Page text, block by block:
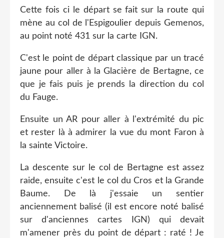
Cette fois ci le départ se fait sur la route qui
mène au col de l'Espigoulier depuis Gemenos,
au point noté 431 sur la carte IGN.
C'est le point de départ classique par un tracé
jaune pour aller à la Glacière de Bertagne, ce
que je fais puis je prends la direction du col
du Fauge.
Ensuite un AR pour aller à l'extrémité du pic
et rester là à admirer la vue du mont Faron à
la sainte Victoire.
La descente sur le col de Bertagne est assez
raide, ensuite c'est le col du Cros et la Grande
Baume. De là j'essaie un sentier
anciennement balisé (il est encore noté balisé
sur d'anciennes cartes IGN) qui devait
m'amener près du point de départ : raté ! Je